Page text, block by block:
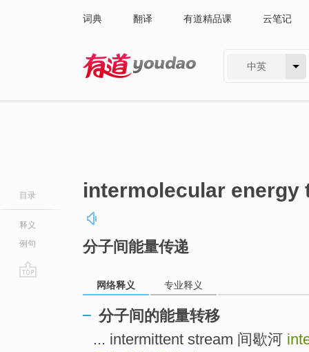
词典 翻译 有道精品课 云笔记
中英
目录
释义
例句
intermolecular energy
分子间能量传递
网络释义 专业释义
分子间的能量转移
... intermittent stream 间歇河